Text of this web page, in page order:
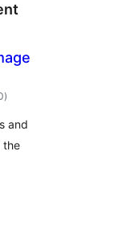
tổng
đánh
)
and
the